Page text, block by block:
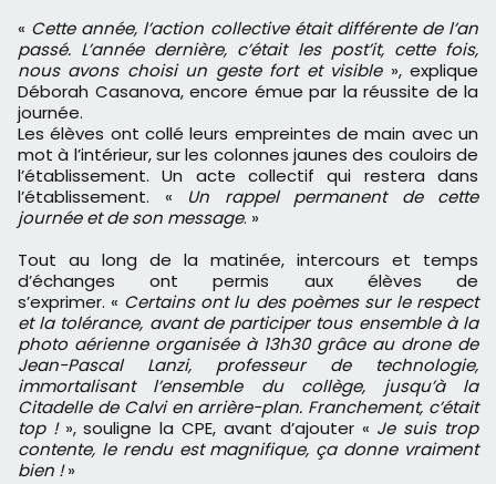
« Cette année, l’action collective était différente de l’an
passé. L’année dernière, c’était les post’it, cette fois,
nous avons choisi un geste fort et visible», explique
Déborah Casanova, encore émue par la réussite de la
journée.
Les élèves ont collé leurs empreintes de main avec un
mot à l’intérieur, sur les colonnes jaunes des couloirs de
l’établissement. Un acte collectif qui restera dans
l’établissement. « Un rappel permanent de cette
journée et de son message. »
Tout au long de la matinée, intercours et temps
d’échanges ont permis aux élèves de
s’exprimer. « Certains ont lu des poèmes sur le respect
et la tolérance, avant de participer tous ensemble à la
photo aérienne organisée à 13h30 grâce au drone de
Jean-Pascal Lanzi, professeur de technologie,
immortalisant l’ensemble du collège, jusqu’à la
Citadelle de Calvi en arrière-plan. Franchement, c’était
top ! », souligne la CPE, avant d’ajouter « Je suis trop
contente, le rendu est magnifique, ça donne vraiment
bien !»